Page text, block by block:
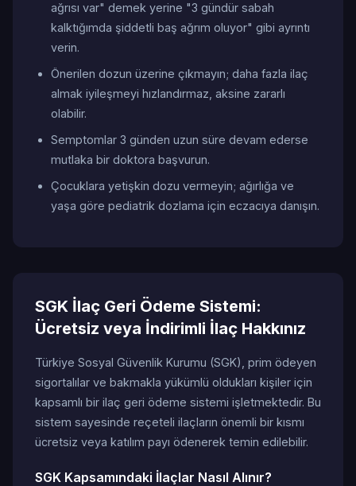
ağrısı var" demek yerine "3 gündür sabah
kalktığımda şiddetli baş ağrım oluyor" gibi ayrıntı
verin.
Önerilen dozun üzerine çıkmayın; daha fazla ilaç
almak iyileşmeyi hızlandırmaz, aksine zararlı
olabilir.
Semptomlar 3 günden uzun süre devam ederse
mutlaka bir doktora başvurun.
Çocuklara yetişkin dozu vermeyin; ağırlığa ve
yaşa göre pediatrik dozlama için eczacıya danışın.
SGK İlaç Geri Ödeme Sistemi:
Ücretsiz veya İndirimli İlaç Hakkınız
Türkiye Sosyal Güvenlik Kurumu (SGK), prim ödeyen
sigortalılar ve bakmakla yükümlü oldukları kişiler için
kapsamlı bir ilaç geri ödeme sistemi işletmektedir. Bu
sistem sayesinde reçeteli ilaçların önemli bir kısmı
ücretsiz veya katılım payı ödenerek temin edilebilir.
SGK Kapsamındaki İlaçlar Nasıl Alınır?